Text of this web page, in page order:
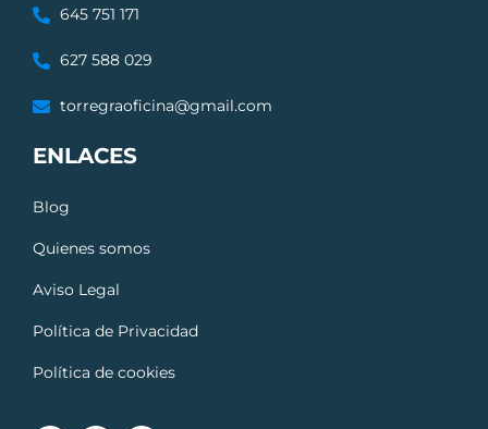
645 751 171
627 588 029
torregraoficina@gmail.com
ENLACES
Blog
Quienes somos
Aviso Legal
Política de Privacidad
Política de cookies